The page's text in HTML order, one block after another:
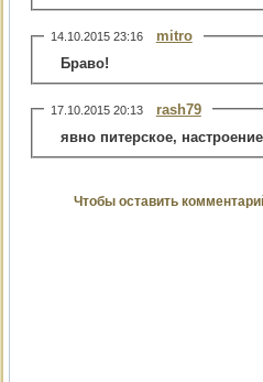
14.10.2015 23:16
mitro
Браво!
17.10.2015 20:13
rash79
явно питерское,
Чтобы оставить